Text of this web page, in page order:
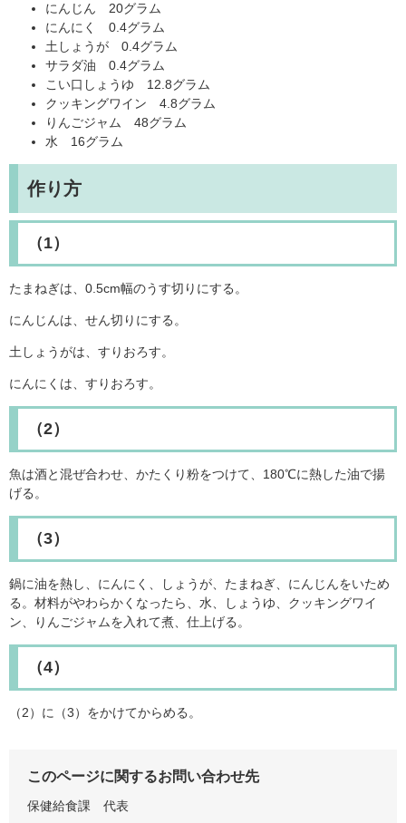
にんじん 20グラム
にんにく 0.4グラム
土しょうが 0.4グラム
サラダ油 0.4グラム
こい口しょうゆ 12.8グラム
クッキングワイン 4.8グラム
りんごジャム 48グラム
水 16グラム
作り方
（1）
たまねぎは、0.5cm幅のうす切りにする。
にんじんは、せん切りにする。
土しょうがは、すりおろす。
にんにくは、すりおろす。
（2）
魚は酒と混ぜ合わせ、かたくり粉をつけて、180℃に熱した油で揚
げる。
（3）
鍋に油を熱し、にんにく、しょうが、たまねぎ、にんじんをいため
る。材料がやわらかくなったら、水、しょうゆ、クッキングワイ
ン、りんごジャムを入れて煮、仕上げる。
（4）
（2）に（3）をかけてからめる。
このページに関するお問い合わせ先
保健給食課
代表